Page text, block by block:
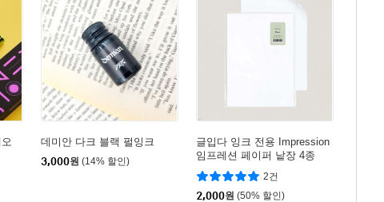
데미안 다크 블랙 펄잉크
3,000원 (14% 할인)
글입다 잉크 전용 Impression
임프레션 페이퍼 낱장 4종
2건
2,000원 (50% 할인)